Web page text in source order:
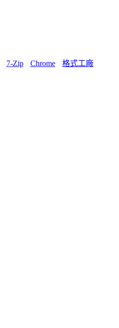
7-Zip Chrome 格式工廠